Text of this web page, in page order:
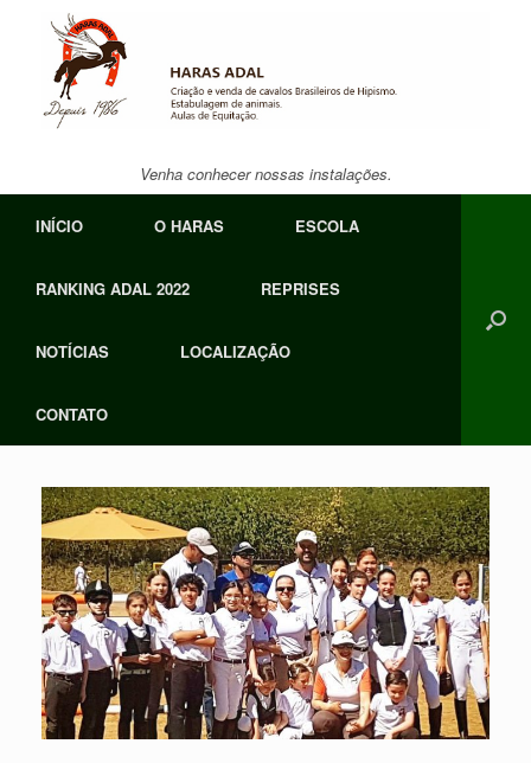
Venha conhecer nossas instalações.
INÍCIO O HARAS ESCOLA
RANKING ADAL 2022 REPRISES
NOTÍCIAS LOCALIZAÇÃO
CONTATO